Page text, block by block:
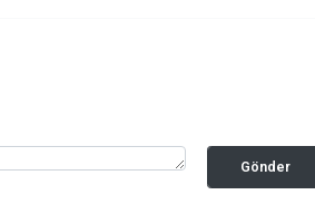
Gönder